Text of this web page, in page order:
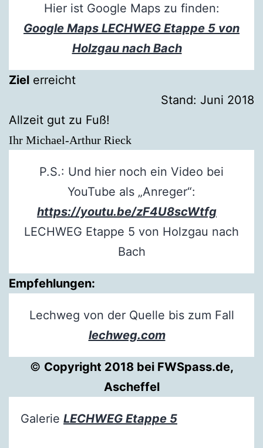
Hier ist Google Maps zu finden:
Google Maps LECHWEG Etappe 5 von
Holzgau nach Bach
Ziel erreicht
Stand: Juni 2018
Allzeit gut zu Fuß!
Ihr Michael-Arthur Rieck
P.S.: Und hier noch ein Video bei
YouTube als „Anreger“:
https://youtu.be/zF4U8scWtfg
LECHWEG Etappe 5 von Holzgau nach
Bach
Empfehlungen:
Lechweg von der Quelle bis zum Fall
lechweg.com
© Copyright 2018 bei FWSpass.de,
Ascheffel
Galerie LECHWEG Etappe 5